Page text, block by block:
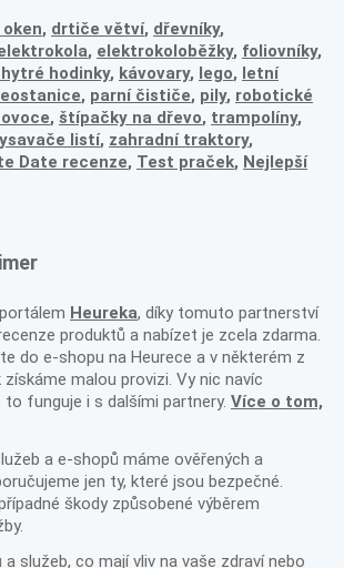
, drtiče větví, dřevníky,
, elektrokoloběžky, foliovníky,
hodinky, kávovary, lego, letní
, parní čističe, pily, robotické
, štípačky na dřevo, trampolíny,
listí, zahradní traktory,
Date recenze, Test praček, Nejlepší
Heureka, díky tomuto partnerství
produktů a nabízet je zcela zdarma.
do e-shopu na Heurece a v některém z
malou provizi. Vy nic navíc
funguje i s dalšími partnery. Více o tom,
a e-shopů máme ověřených a
jen ty, které jsou bezpečné.
škody způsobené výběrem
služeb, co mají vliv na vaše zdraví nebo